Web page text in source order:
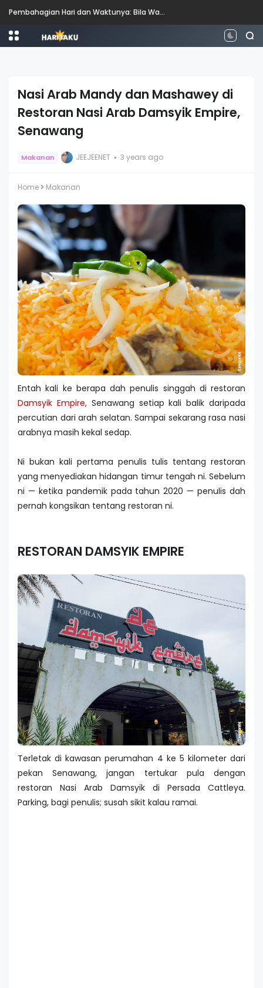
Perbezaan antara Mahasiswa, Mahasiswi, Graduan, Siswazah, Pascasiswazah, Doktor dan Pascakedoktoran
Nasi Arab Mandy dan Mashawey di
Restoran Nasi Arab Damsyik Empire,
Senawang
Makanan JEEJEENET 3 years ago
Home Makanan
Entah kali ke berapa dah penulis singgah di restoran
Damsyik Empire, Senawang setiap kali balik daripada
percutian dari arah selatan. Sampai sekarang rasa nasi
arabnya masih kekal sedap.
Ni bukan kali pertama penulis tulis tentang restoran
yang menyediakan hidangan timur tengah ni. Sebelum
ni — ketika pandemik pada tahun 2020 — penulis dah
pernah kongsikan tentang restoran ni.
RESTORAN DAMSYIK EMPIRE
Terletak di kawasan perumahan 4 ke 5 kilometer dari
pekan Senawang, jangan tertukar pula dengan
restoran Nasi Arab Damsyik di Persada Cattleya.
Parking, bagi penulis; susah sikit kalau ramai.